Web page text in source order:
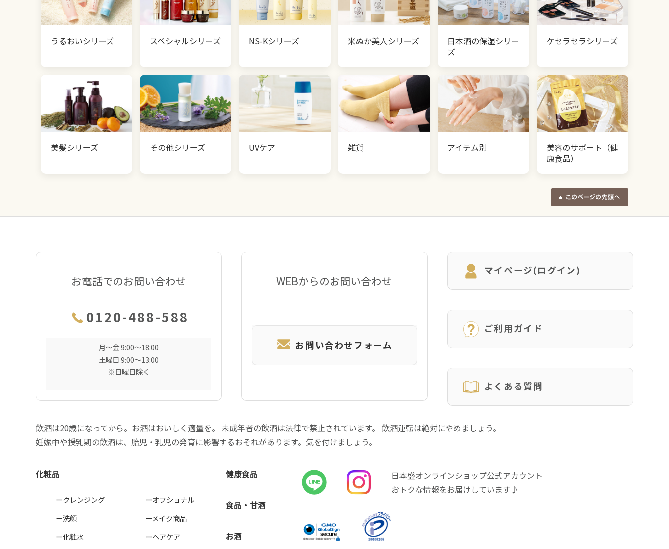
うるおいシリーズ スペシャルシリーズ NS-Kシリーズ 米ぬか美人シリーズ
日本酒の保湿シリー
ズ
ケセラセラシリーズ
美髪シリーズ その他シリーズ UVケア 雑貨 アイテム別
美容のサポート（健
康食品）
お電話でのお問い合わせ
0120-488-588
月〜金 9:00〜18:00
土曜日 9:00〜13:00
※日曜日除く
WEBからのお問い合わせ
お問い合わせフォーム
マイページ(ログイン)
ご利用ガイド
よくある質問
飲酒は20歳になってから。お酒はおいしく適量を。 未成年者の飲酒は法律で禁止されています。 飲酒運転は絶対にやめましょう。
妊娠中や授乳期の飲酒は、胎児・乳児の発育に影響するおそれがあります。気を付けましょう。
化粧品
ークレンジング
ー洗顔
ー化粧水
ーオプショナル
ーメイク商品
ーヘアケア
健康食品
食品・甘酒
お酒
日本盛オンラインショップ公式アカウント
おトクな情報をお届けしています♪